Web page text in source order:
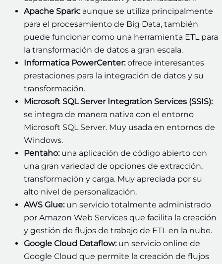
Apache Spark:aunque se utiliza principalmente
para el procesamiento de Big Data, también
puede funcionar como una herramienta ETL para
la transformación de datos a gran escala.
Informatica PowerCenter:ofrece interesantes
prestaciones para la integración de datos y su
transformación.
Microsoft SQL Server Integration Services (SSIS):
se integra de manera nativa con el entorno
Microsoft SQL Server. Muy usada en entornos de
Windows.
Pentaho:una aplicación de código abierto con
una gran variedad de opciones de extracción,
transformación y carga. Muy apreciada por su
alto nivel de personalización.
AWS Glue:un servicio totalmente administrado
por Amazon Web Services que facilita la creación
y gestión de flujos de trabajo de ETL en la nube.
Google Cloud Dataflow:un servicio online de
Google Cloud que permite la creación de flujos